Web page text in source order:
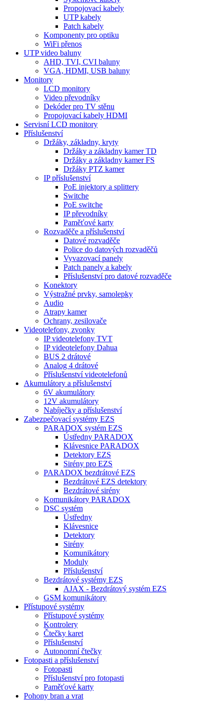
Propojovací kabely
UTP kabely
Patch kabely
Komponenty pro optiku
WiFi přenos
UTP video baluny
AHD, TVI, CVI baluny
VGA, HDMI, USB baluny
Monitory
LCD monitory
Video převodníky
Dekóder pro TV stěnu
Propojovací kabely HDMI
Servisní LCD monitory
Příslušenství
Držáky, základny, kryty
Držáky a základny kamer TD
Držáky a základny kamer FS
Držáky PTZ kamer
IP příslušenství
PoE injektory a splittery
Switche
PoE switche
IP převodníky
Paměťové karty
Rozvaděče a příslušenství
Datové rozvaděče
Police do datových rozvaděčů
Vyvazovací panely
Patch panely a kabely
Příslušenství pro datové rozvaděče
Konektory
Výstražné prvky, samolepky
Audio
Atrapy kamer
Ochrany, zesilovače
Videotelefony, zvonky
IP videotelefony TVT
IP videotelefony Dahua
BUS 2 drátové
Analog 4 drátové
Příslušenství videotelefonů
Akumulátory a příslušenství
6V akumulátory
12V akumulátory
Nabíječky a příslušenství
Zabezpečovací systémy EZS
PARADOX systém EZS
Ústředny PARADOX
Klávesnice PARADOX
Detektory EZS
Sirény pro EZS
PARADOX bezdrátové EZS
Bezdrátové EZS detektory
Bezdrátové sirény
Komunikátory PARADOX
DSC systém
Ústředny
Klávesnice
Detektory
Sirény
Komunikátory
Moduly
Příslušenství
Bezdrátové systémy EZS
AJAX - Bezdrátový systém EZS
GSM komunikátory
Přístupové systémy
Přístupové systémy
Kontrolery
Čtečky karet
Příslušenství
Autonomní čtečky
Fotopasti a příslušenství
Fotopasti
Příslušenství pro fotopasti
Paměťové karty
Pohony bran a vrat